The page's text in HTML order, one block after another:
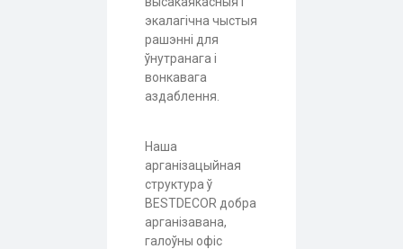
экалагічна чыстыя
рашэнні для
ўнутранага і
вонкавага
аздаблення.
Наша
арганізацыйная
структура ў
BESTDECOR добра
арганізавана,
галоўны офіс